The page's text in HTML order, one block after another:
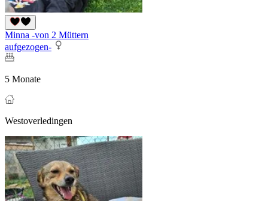
Minna -von 2 Müttern
aufgezogen-
5 Monate
Westoverledingen